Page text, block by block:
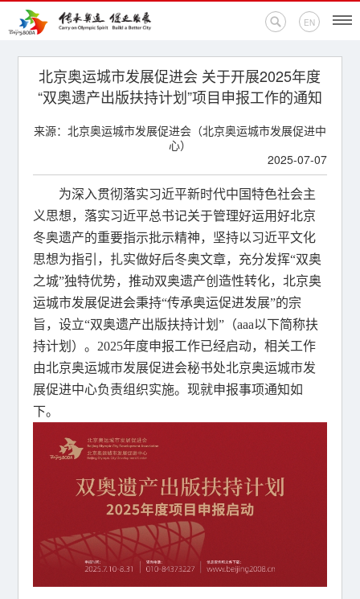
EN
首页
奥运百科
奥促机构
奥运之家
联系我们
北京奥运城市发展促进会 关于开展2025年度
“双奥遗产出版扶持计划”项目申报工作的通知
来源：北京奥运城市发展促进会（北京奥运城市发展促进中
心）
2025-07-07
为深入贯彻落实习近平新时代中国特色社会主
义思想，落实习近平总书记关于管理好运用好北京
冬奥遗产的重要指示批示精神，坚持以习近平文化
思想为指引，扎实做好后冬奥文章，充分发挥“双奥
之城”独特优势，推动双奥遗产创造性转化，北京奥
运城市发展促进会秉持“传承奥运促进发展”的宗
旨，设立“双奥遗产出版扶持计划”（aaa以下简称扶
持计划）。2025年度申报工作已经启动，相关工作
由北京奥运城市发展促进会秘书处北京奥运城市发
展促进中心负责组织实施。现就申报事项通知如
下。